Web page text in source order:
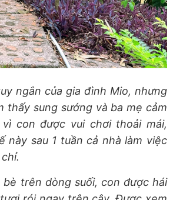
ngắn của gia đình Mio, nhưng
thấy sung sướng và ba mẹ cảm
con được vui chơi thoải mái,
này sau 1 tuần cả nhà làm việc
trên dòng suối, con được hái